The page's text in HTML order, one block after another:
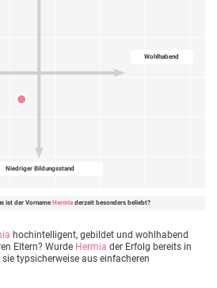
Wohlhabend
Niedriger Bildungsstand
ist der Vorname Hermiaderzeit besonders beliebt?
hochintelligent, gebildet und wohlhabend
Eltern? Wurde Hermia der Erfolg bereits in
typsicherweise aus einfacheren